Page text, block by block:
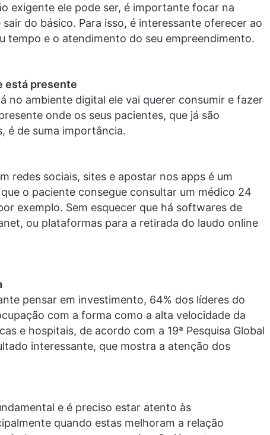
exigente ele pode ser, é importante focar na
do básico. Para isso, é interessante oferecer ao
tempo e o atendimento do seu empreendimento.
está presente
no ambiente digital ele vai querer consumir e fazer
onde os seus pacientes, que já são
é de suma importância.
redes sociais, sites e apostar nos apps é um
o paciente consegue consultar um médico 24
exemplo. Sem esquecer que há softwares de
ou plataformas para a retirada do laudo online
pensar em investimento, 64% dos líderes do
com a forma como a alta velocidade da
e hospitais, de acordo com a 19ª Pesquisa Global
interessante, que mostra a atenção dos
e é preciso estar atento às
quando estas melhoram a relação